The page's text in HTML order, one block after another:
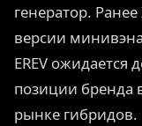
генератор.
версии
EREV ожидается
позиции бренда
рынке гибридов.